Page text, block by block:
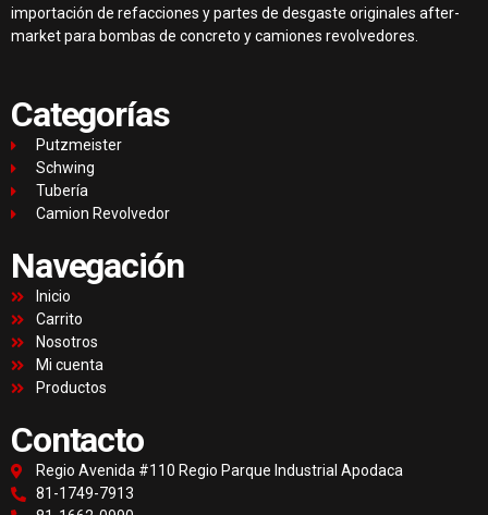
importación de refacciones y partes de desgaste originales after-
market para bombas de concreto y camiones revolvedores.
Categorías
Putzmeister
Schwing
Tubería
Camion Revolvedor
Navegación
Inicio
Carrito
Nosotros
Mi cuenta
Productos
Contacto
Regio Avenida #110 Regio Parque Industrial Apodaca
81-1749-7913